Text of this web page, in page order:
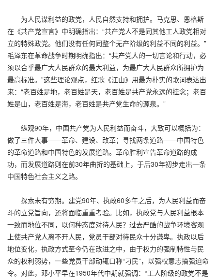
为人民谋利益的政党，人民自然支持和拥护。马克思、恩格斯
在《共产党宣言》中明确指出：“共产党人不是同其他工人政党相对
立的特殊政党。他们没有任何同整个无产阶级的利益不同的利益。”
毛泽东在革命战争时期明确指出：“共产党人的一切言论和行动，必
须以合乎最广大人民群众的最大利益，为最广大人民群众所拥护为
最高标准。”这些理论观点，红歌《江山》用最为朴实的歌词表达出
来：“老百姓是地，老百姓是天，老百姓是共产党永远的挂念；老百
姓是山，老百姓是海，老百姓是共产党生命的源泉。”
纵观90年，中国共产党为人民利益而奋斗，大致可以概括为：
做了三件大事——革命、建设、改革；寻找两条道路——中国特色
的革命道路和中国特色的发展道路。革命胜利宣告革命道路的成
功，而发展道路则在前30年曲折的基础上，于后30年初步走出一条
中国特色社会主义之路。
探索未有穷期。建党90年、执政60多年之后，为人民利益而奋
斗的立党旨向，还将面临重重考验。比如，执政党与人民利益根本
一致而地位不同，以何种态度对待人民？过去严酷的战争环境客观
上使共产党人离不开人民，党员干部对待民众十分谦卑。执政以后
地位变化，执政方式至今仍在改进之中，由于权力的强制特性与民
众的权利弱势，一些党员干部动辄口称“刁民”，以强权意志搞强迫命
令。对此，邓小平早在1950年代中期就强调：“工人阶级的政党不是